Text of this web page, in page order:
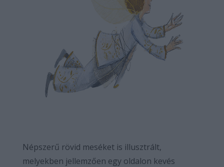
Népszerű rövid meséket is illusztrált,
melyekben jellemzően egy oldalon kevés